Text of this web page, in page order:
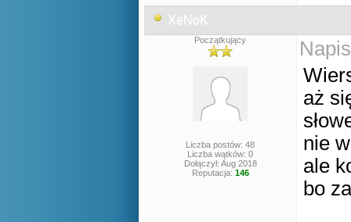
XeNoK
Początkujący
Liczba postów: 48
Liczba wątków: 0
Dołączył: Aug 2018
Reputacja: 146
aż
nie
ale
bo